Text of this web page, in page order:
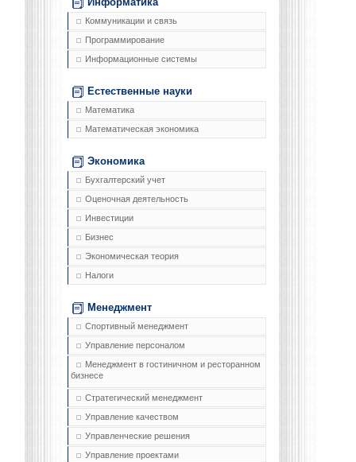
Коммуникации и связь
Программирование
Информационные системы
Естественные науки
Математика
Математическая экономика
Экономика
Бухгалтерский учет
Оценочная деятельность
Инвестиции
Бизнес
Экономическая теория
Налоги
Менеджмент
Спортивный менеджмент
Управление персоналом
Менеджмент в гостиничном и ресторанном
бизнесе
Стратегический менеджмент
Управление качеством
Управленческие решения
Управление проектами